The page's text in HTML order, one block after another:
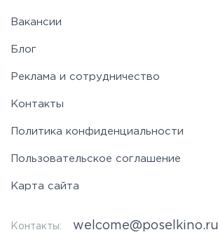
Вакансии
Блог
Реклама и сотрудничество
Контакты
Политика конфиденциальности
Пользовательское соглашение
Карта сайта
Контакты: welcome@poselkino.ru